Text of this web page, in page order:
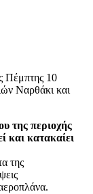
Πέμπτης 10
Ναρθάκι και
της περιοχής
και κατακαίει
της